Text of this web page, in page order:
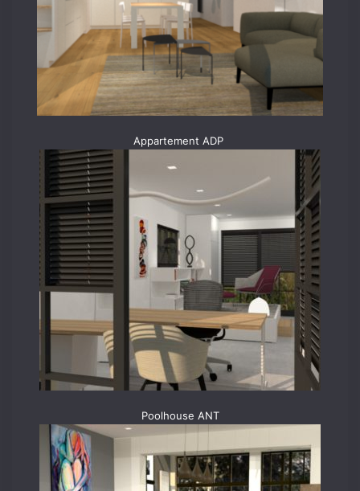
Appartement ADP
Poolhouse ANT